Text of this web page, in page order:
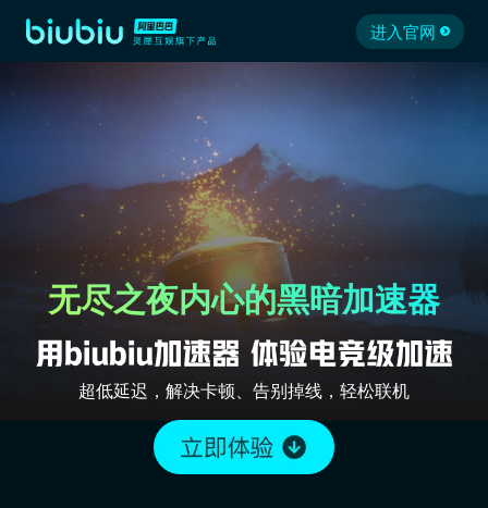
进入官网
无尽之夜内心的黑暗加速器
超低延迟，解决卡顿、告别掉线，轻松联机